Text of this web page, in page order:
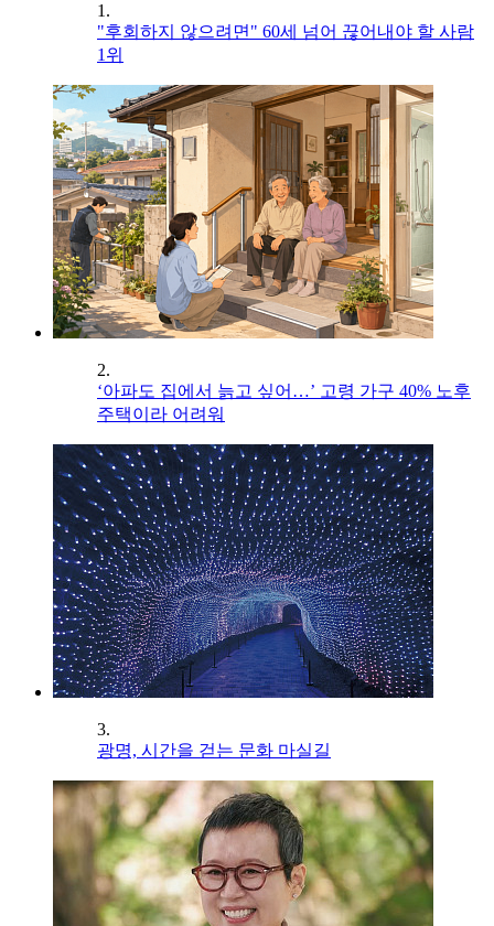
1.
"후회하지 않으려면" 60세 넘어 끊어내야 할 사람
1위
2.
‘아파도 집에서 늙고 싶어…’ 고령 가구 40% 노후
주택이라 어려워
3.
광명, 시간을 걷는 문화 마실길